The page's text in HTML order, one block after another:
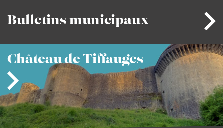
Bulletins municipaux
Châteaude Tiffauges